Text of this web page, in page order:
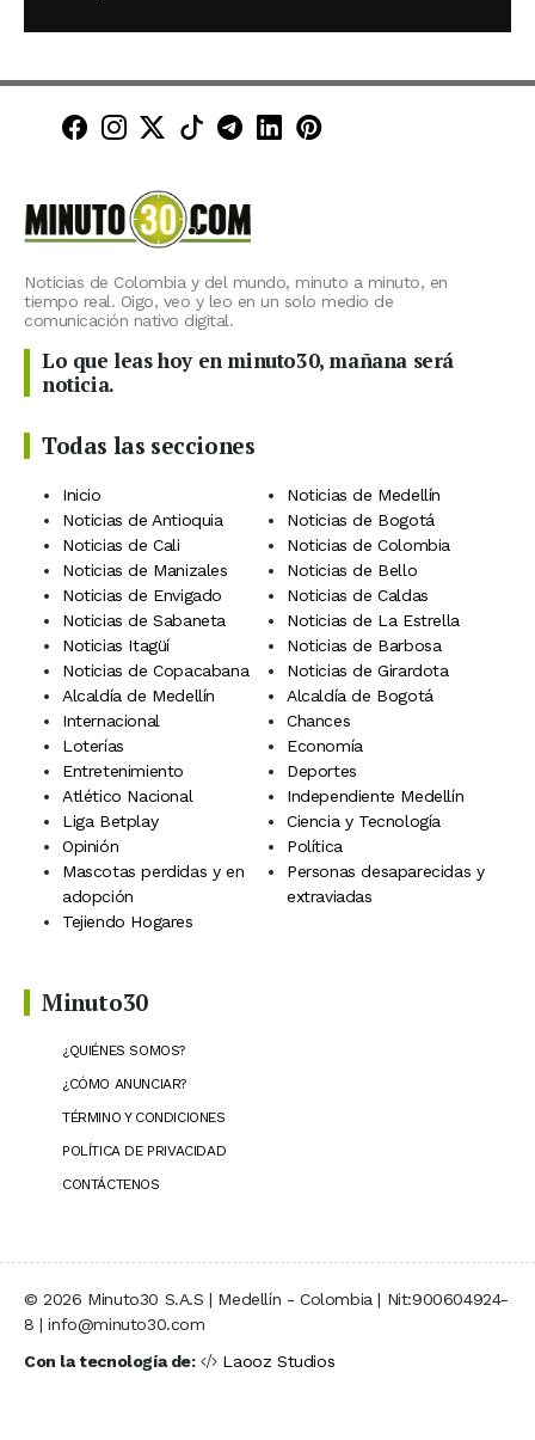
Minuto30 en Facebook
Minuto30 en Instagram
Minuto30 en X (Twitter)
Minuto30 en TikTok
Canal de Minuto30 en
Minuto30 en LinkedIn
Minuto30 en
Noticias de Colombia y del mundo, minuto a minuto, en
tiempo real. Oigo, veo y leo en un solo medio de
comunicación nativo digital.
Lo que leas hoy en minuto30, mañana será
noticia.
Todas las secciones
Inicio
Noticias de Medellín
Noticias de Antioquia
Noticias de Bogotá
Noticias de Cali
Noticias de Colombia
Noticias de Manizales
Noticias de Bello
Noticias de Envigado
Noticias de Caldas
Noticias de Sabaneta
Noticias de La Estrella
Noticias Itagüí
Noticias de Barbosa
Noticias de Copacabana
Noticias de Girardota
Alcaldía de Medellín
Alcaldía de Bogotá
Internacional
Chances
Loterías
Economía
Entretenimiento
Deportes
Atlético Nacional
Independiente Medellín
Liga Betplay
Ciencia y Tecnología
Opinión
Política
Mascotas perdidas y en
adopción
Personas desaparecidas y
extraviadas
Tejiendo Hogares
Minuto30
¿QUIÉNES SOMOS?
¿CÓMO ANUNCIAR?
TÉRMINO Y CONDICIONES
POLÍTICA DE PRIVACIDAD
CONTÁCTENOS
© 2026 Minuto30 S.A.S | Medellín - Colombia | Nit:900604924-
8 | info@minuto30.com
Con la tecnología de:
Laooz Studios